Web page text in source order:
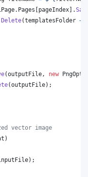
. Pages [pageIndex] .
Delete(templatesFolder +
(outputFile , new
(outputFile) ;
vector image
)
) ;